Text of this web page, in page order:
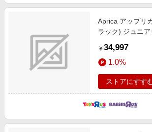
Aprica アップリ
ラック) ジュニア
頃～12才頃まで
￥ 34,997
1.0%
ストアにすす